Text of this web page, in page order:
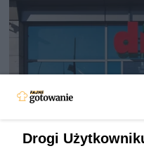
Drogi